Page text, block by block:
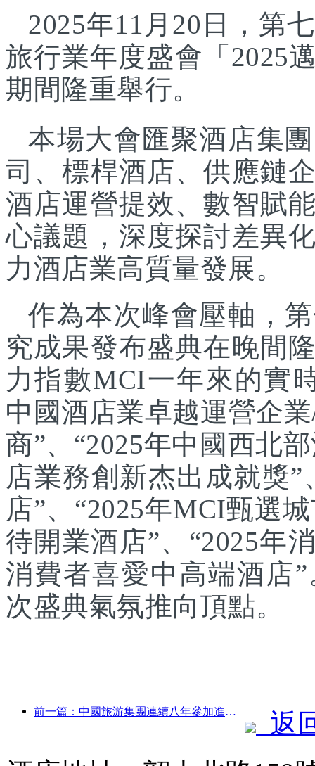
2025年11月20日，第
旅行業年度盛會「2025
期間隆重舉行。
本場大會匯聚酒店集
司、標桿酒店、供應鏈
酒店運營提效、數智賦
心議題，深度探討差異
力酒店業高質量發展。
作為本次峰會壓軸，
究成果發布盛典在晚間
力指數MCI一年來的實
中國酒店業卓越運營企
商”、“2025年中國西北
店業務創新杰出成就獎
店”、“2025年MCI甄選
待開業酒店”、“2025年
消費者喜愛中高端酒店
次盛典氣氛推向頂點。
前一篇：中國旅游集團連續八年參加進博會，集中簽約超10億美元
返